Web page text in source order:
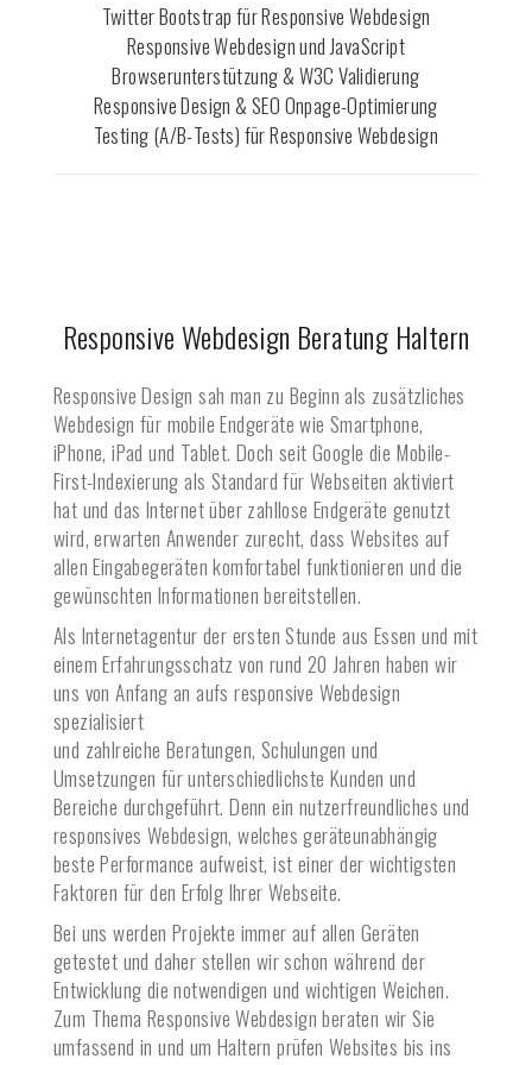
Twitter Bootstrap für Responsive Webdesign
Responsive Webdesign und JavaScript
Browserunterstützung & W3C Validierung
Responsive Design & SEO Onpage-Optimierung
Testing (A/B-Tests) für Responsive Webdesign
Responsive Webdesign Beratung Haltern
Responsive Design sah man zu Beginn als zusätzliches
Webdesign für mobile Endgeräte wie Smartphone,
iPhone, iPad und Tablet. Doch seit Google die Mobile-
First-Indexierung als Standard für Webseiten aktiviert
hat und das Internet über zahllose Endgeräte genutzt
wird, erwarten Anwender zurecht, dass Websites auf
allen Eingabegeräten komfortabel funktionieren und die
gewünschten Informationen bereitstellen.
Als Internetagentur der ersten Stunde aus Essen und mit
einem Erfahrungsschatz von rund 20 Jahren haben wir
uns von Anfang an aufs responsive Webdesign
spezialisiert
und zahlreiche Beratungen, Schulungen und
Umsetzungen für unterschiedlichste Kunden und
Bereiche durchgeführt. Denn ein nutzerfreundliches und
responsives Webdesign, welches geräteunabhängig
beste Performance aufweist, ist einer der wichtigsten
Faktoren für den Erfolg Ihrer Webseite.
Bei uns werden Projekte immer auf allen Geräten
getestet und daher stellen wir schon während der
Entwicklung die notwendigen und wichtigen Weichen.
Zum Thema Responsive Webdesign beraten wir Sie
umfassend in und umHaltern prüfen Websites bis ins